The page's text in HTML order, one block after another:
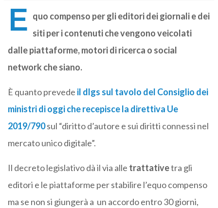
E quo compenso per gli editori dei giornali e dei
siti per i contenuti che vengono veicolati
dalle piattaforme, motori di ricerca o social
network che siano.
È quanto prevede il dlgs sul tavolo del Consiglio dei
ministri di oggi che recepisce la direttiva Ue
2019/790sul “diritto d’autore e sui diritti connessi nel
mercato unico digitale”.
Il decreto legislativo dà il via alle trattativetra gli
editori e le piattaforme per stabilire l’equo compenso
ma se non si giungerà a un accordo entro 30 giorni,